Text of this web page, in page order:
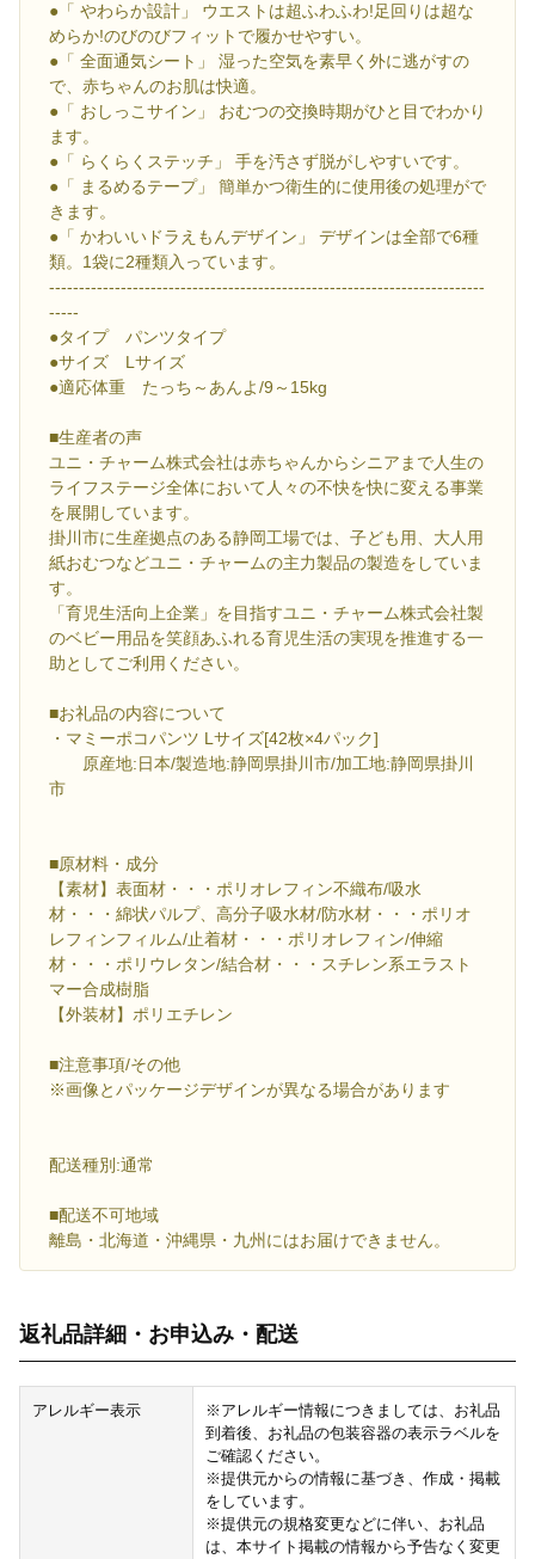
●「 やわらか設計」 ウエストは超ふわふわ!足回りは超な
めらか!のびのびフィットで履かせやすい。
●「 全面通気シート」 湿った空気を素早く外に逃がすの
で、赤ちゃんのお肌は快適。
●「 おしっこサイン」 おむつの交換時期がひと目でわかり
ます。
●「 らくらくステッチ」 手を汚さず脱がしやすいです。
●「 まるめるテープ」 簡単かつ衛生的に使用後の処理がで
きます。
●「 かわいいドラえもんデザイン」 デザインは全部で6種
類。1袋に2種類入っています。
-------------------------------------------------------------------------
-----
●タイプ パンツタイプ
●サイズ Lサイズ
●適応体重 たっち～あんよ/9～15kg
■生産者の声
ユニ・チャーム株式会社は赤ちゃんからシニアまで人生の
ライフステージ全体において人々の不快を快に変える事業
を展開しています。
掛川市に生産拠点のある静岡工場では、子ども用、大人用
紙おむつなどユニ・チャームの主力製品の製造をしていま
す。
「育児生活向上企業」を目指すユニ・チャーム株式会社製
のベビー用品を笑顔あふれる育児生活の実現を推進する一
助としてご利用ください。
■お礼品の内容について
・マミーポコパンツ Lサイズ[42枚×4パック]
原産地:日本/製造地:静岡県掛川市/加工地:静岡県掛川
市
■原材料・成分
【素材】表面材・・・ポリオレフィン不織布/吸水
材・・・綿状パルプ、高分子吸水材/防水材・・・ポリオ
レフィンフィルム/止着材・・・ポリオレフィン/伸縮
材・・・ポリウレタン/結合材・・・スチレン系エラスト
マー合成樹脂
【外装材】ポリエチレン
■注意事項/その他
※画像とパッケージデザインが異なる場合があります
配送種別:通常
■配送不可地域
離島・北海道・沖縄県・九州にはお届けできません。
返礼品詳細・お申込み・配送
アレルギー表示
※アレルギー情報につきましては、お礼品
到着後、お礼品の包装容器の表示ラベルを
ご確認ください。
※提供元からの情報に基づき、作成・掲載
をしています。
※提供元の規格変更などに伴い、お礼品
は、本サイト掲載の情報から予告なく変更